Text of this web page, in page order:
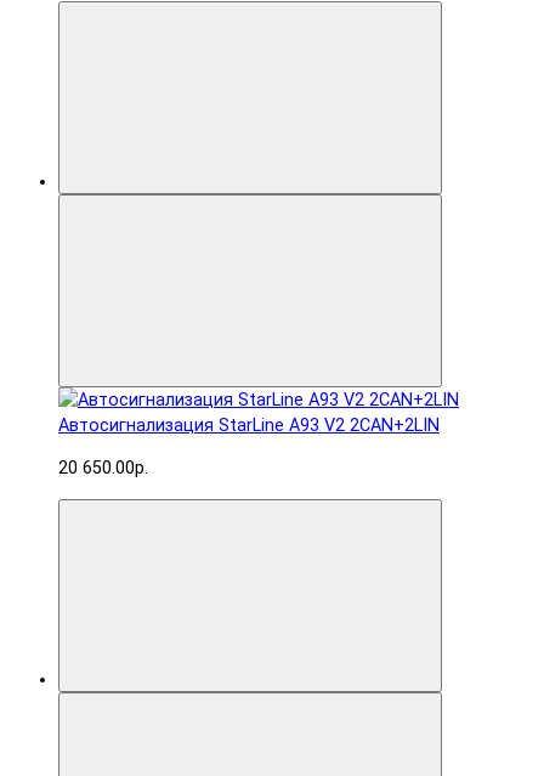
Автосигнализация StarLine A93 V2 2CAN+2LIN
20 650.00р.